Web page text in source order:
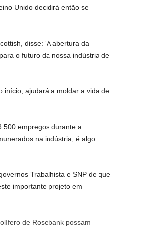
Unido decidirá então se
disse: ‘A abertura da
o futuro da nossa indústria de
início, ajudará a moldar a vida de
empregos durante a
na indústria, é algo
Trabalhista e SNP de que
importante projeto em